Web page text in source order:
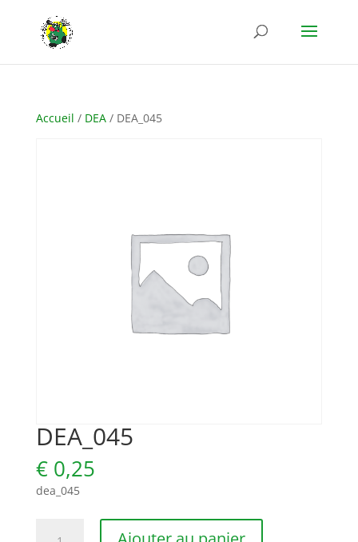
Accueil / DEA/ DEA_045
DEA_045
€0,25
dea_045